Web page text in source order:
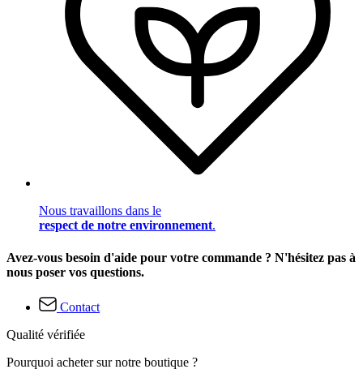
Nous travaillons dans le
respect de notre environnement.
Avez-vous besoin d'aide pour votre commande ? N'hésitez pas à
nous poser vos questions.
Contact
Qualité vérifiée
Pourquoi acheter sur notre boutique ?